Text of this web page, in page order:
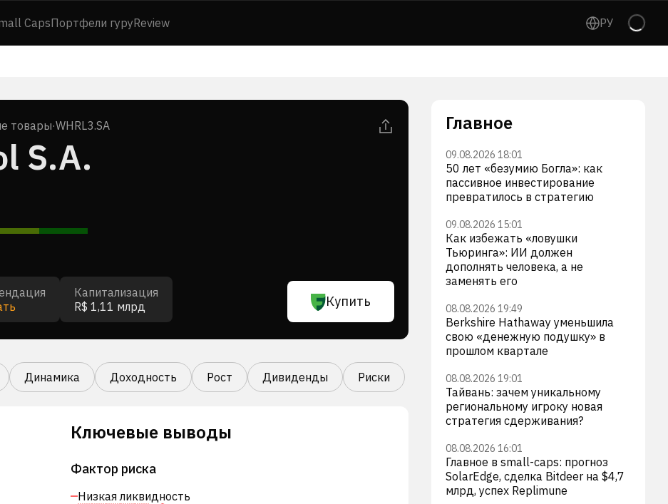
CapsПортфели гуруReview РУ
товары·WHRL3.SA
S.A.
Капитализация
R$ 1,11 млрд
Купить
Динамика Доходность Рост Дивиденды Риски
Ключевые выводы
Фактор риска
Низкая ликвидность
Главное
09.08.2026 18:01
50 лет «безумию Богла»: как
пассивное инвестирование
превратилось в стратегию
09.08.2026 15:01
Как избежать «ловушки
Тьюринга»: ИИ должен
дополнять человека, а не
заменять его
08.08.2026 19:49
Berkshire Hathaway уменьшила
свою «денежную подушку» в
прошлом квартале
08.08.2026 19:01
Тайвань: зачем уникальному
региональному игроку новая
стратегия сдерживания?
08.08.2026 16:01
Главное в small-caps: прогноз
SolarEdge, сделка Bitdeer на $4,7
млрд, успех Replimune